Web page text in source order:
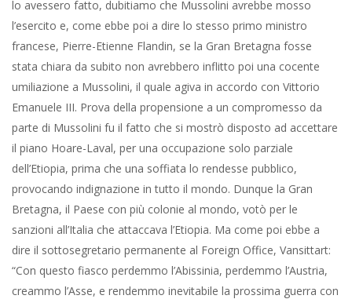
lo avessero fatto, dubitiamo che Mussolini avrebbe mosso
l’esercito e, come ebbe poi a dire lo stesso primo ministro
francese, Pierre-Etienne Flandin, se la Gran Bretagna fosse
stata chiara da subito non avrebbero inflitto poi una cocente
umiliazione a Mussolini, il quale agiva in accordo con Vittorio
Emanuele III. Prova della propensione a un compromesso da
parte di Mussolini fu il fatto che si mostrò disposto ad accettare
il piano Hoare-Laval, per una occupazione solo parziale
dell’Etiopia, prima che una soffiata lo rendesse pubblico,
provocando indignazione in tutto il mondo. Dunque la Gran
Bretagna, il Paese con più colonie al mondo, votò per le
sanzioni all’Italia che attaccava l’Etiopia. Ma come poi ebbe a
dire il sottosegretario permanente al Foreign Office, Vansittart:
“Con questo fiasco perdemmo l’Abissinia, perdemmo l’Austria,
creammo l’Asse, e rendemmo inevitabile la prossima guerra con